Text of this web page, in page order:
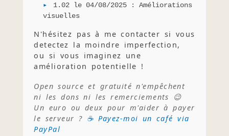
1.02 le 04/08/2025 : Améliorations
visuelles
N'hésitez pas à me contacter si vous
detectez la moindre imperfection,
ou si vous imaginez une
amélioration potentielle !
Open source et gratuité n'empêchent
ni les dons ni les remerciements 😉
Un euro ou deux pour m'aider à payer
le serveur ? ☕ Payez-moi un café via
PayPal